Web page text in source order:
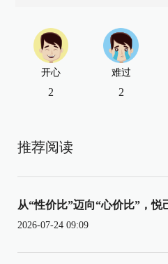
开心
2
难过
2
推荐阅读
从“性价比”迈向“心价比”，悦
2026-07-24 09:09